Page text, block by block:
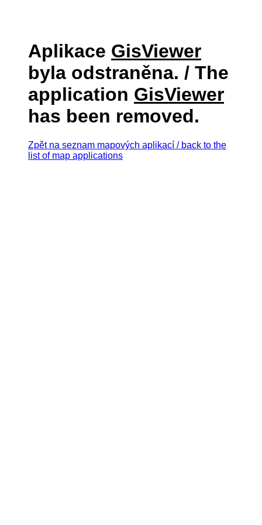
Aplikace GisViewer
byla odstraněna. / The
application GisViewer
has been removed.
Zpět na seznam mapových aplikací / back to the
list of map applications